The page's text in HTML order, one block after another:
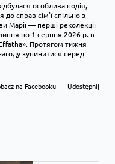
особлива подія,
до справ сім’ї спільно з
Марії — перші реколекції
по 1 серпня 2026 р. в
Протягом тижня
зупинитися серед
na Facebooku · Udostępnij